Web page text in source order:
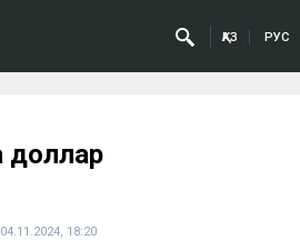
ҚАЗ РУС
доллар
04.11.2024, 18:20